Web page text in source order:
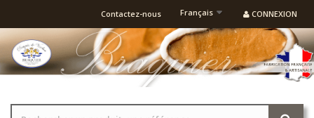
CONNEXION
Français
Contactez-nous